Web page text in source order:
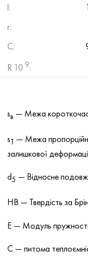
l:
r:
C:
R 10 9:
sв — Межа
sT — Межа
залишкової
d5 — Відносне
HB — Твердість за
E — Модуль
C — питома